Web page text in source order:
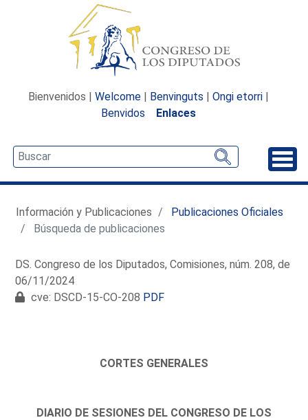
Bienvenidos | Welcome | Benvinguts | Ongi etorri |
Benvidos
Enlaces
Información y Publicaciones
Publicaciones Oficiales
Búsqueda de publicaciones
DS. Congreso de los Diputados, Comisiones, núm. 208, de
06/11/2024
cve: DSCD-15-CO-208 PDF
CORTES GENERALES
DIARIO DE SESIONES DEL CONGRESO DE LOS